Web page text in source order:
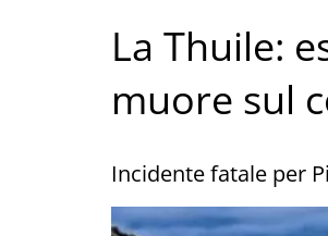
La Thuile:
muore sul
Incidente fatale per